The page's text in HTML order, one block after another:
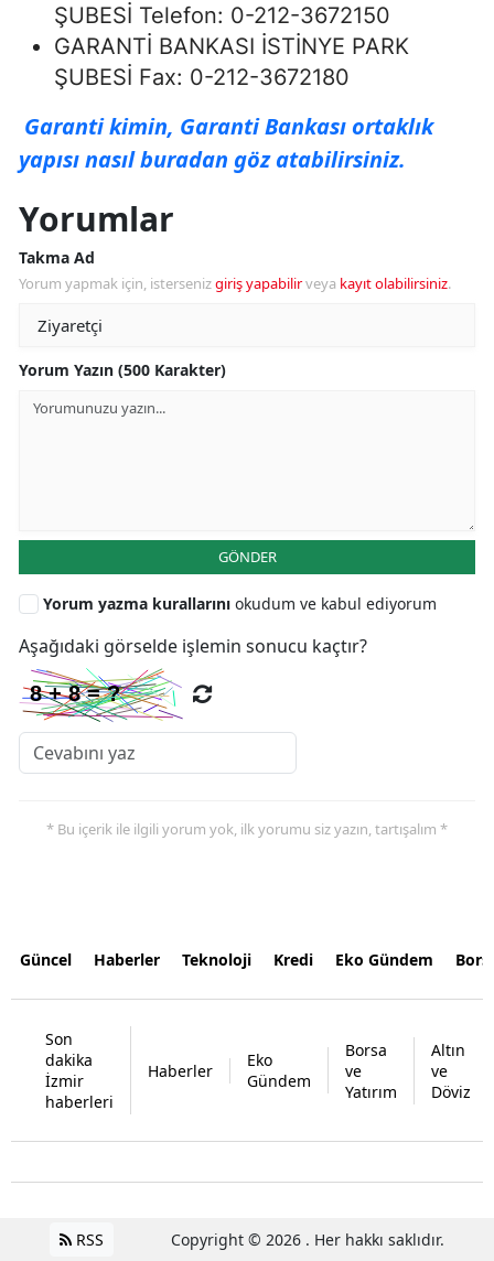
ŞUBESİ Telefon: 0-212-3672150
GARANTİ BANKASI İSTİNYE PARK
ŞUBESİ Fax: 0-212-3672180
Garanti kimin, Garanti Bankası ortaklık
yapısı nasıl buradan göz atabilirsiniz.
Yorumlar
Takma Ad
Yorum yapmak için, istersenizgiriş yapabilirveya kayıt olabilirsiniz.
Yorum Yazın (500 Karakter)
GÖNDER
Yorum yazma kurallarını okudum ve kabul ediyorum
Aşağıdaki görselde işlemin sonucu kaçtır?
* Bu içerik ile ilgili yorum yok, ilk yorumu siz yazın, tartışalım *
Güncel Haberler Teknoloji Kredi Eko Gündem
Son
dakika
İzmir
haberleri
Haberler
Eko
Gündem
Borsa
ve
Yatırım
Altın
ve
Döviz
RSS Copyright © 2026 . Her hakkı saklıdır.